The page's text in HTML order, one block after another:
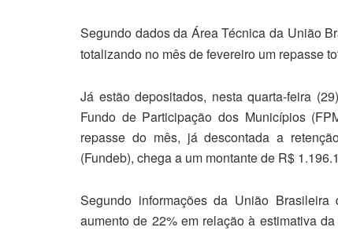
Segundo dados da Área Técnica da União
totalizando no mês de fevereiro um repasse
Já estão depositados, nesta quarta-feira
Fundo de Participação dos Municípios
repasse do mês, já descontada a
(Fundeb), chega a um montante de R$
Segundo informações da União
aumento de 22% em relação à estimativa